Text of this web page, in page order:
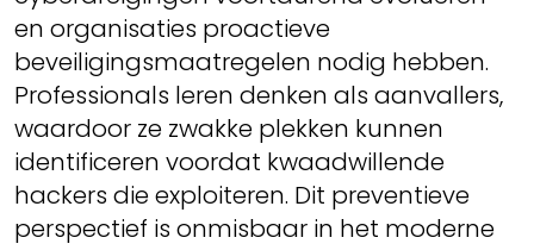
en organisaties proactieve
beveiligingsmaatregelen nodig hebben.
Professionals leren denken als aanvallers,
waardoor ze zwakke plekken kunnen
identificeren voordat kwaadwillende
hackers die exploiteren. Dit preventieve
perspectief is onmisbaar in het moderne